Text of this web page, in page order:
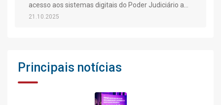
acesso aos sistemas digitais do Poder Judiciário a
partir de 3 de novembro
21.10.2025
Principais notícias